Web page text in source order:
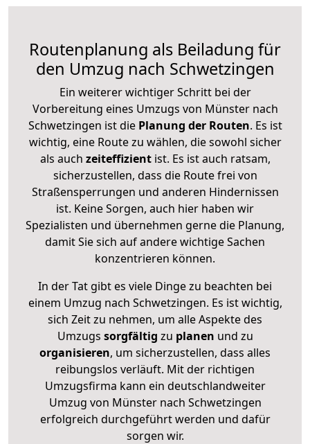
Routenplanung als Beiladung für
den Umzug nach Schwetzingen
Ein weiterer wichtiger Schritt bei der
Vorbereitung eines Umzugs von Münster nach
Schwetzingen ist diePlanung der Routen. Es ist
wichtig, eine Route zu wählen, die sowohl sicher
als auch zeiteffizientist. Es ist auch ratsam,
sicherzustellen, dass die Route frei von
Straßensperrungen und anderen Hindernissen
ist. Keine Sorgen, auch hier haben wir
Spezialisten und übernehmen gerne die Planung,
damit Sie sich auf andere wichtige Sachen
konzentrieren können.
In der Tat gibt es viele Dinge zu beachten bei
einem Umzug nach Schwetzingen. Es ist wichtig,
sich Zeit zu nehmen, um alle Aspekte des
Umzugs sorgfältig zu planen und zu
organisieren, um sicherzustellen, dass alles
reibungslos verläuft. Mit der richtigen
Umzugsfirma kann ein deutschlandweiter
Umzug von Münster nach Schwetzingen
erfolgreich durchgeführt werden und dafür
sorgen wir.